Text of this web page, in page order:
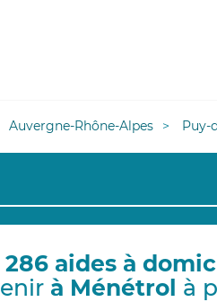
Auvergne-Rhône-Alpes Puy-
286 aides à
à Ménétrol à